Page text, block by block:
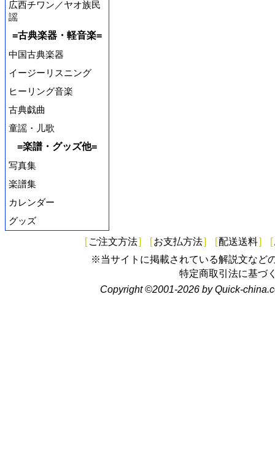
広西チワン／ヤオ族民
謡
=古典楽器・軽音楽=
中国古典楽器
イージーリスニング
ヒーリング音楽
古典戯曲
童謡・儿歌
=楽譜・グッズ他=
写真集
楽譜集
カレンダー
グッズ
[ ご注文方法] [お支払方法] [配送送料] [
※当サイトに掲載されている解説文など
特定商取引法に基づ
Copyright ©2001-2026 by Quick-